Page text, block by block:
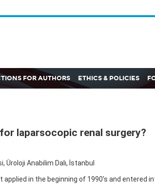
FOR AUTHORS ETHICS & POLICIES
laparsocopic renal surgery?
Üroloji Anabilim Dalı, İstanbul
in the beginning of 1990’s and entered